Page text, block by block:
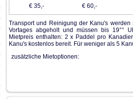
€ 35,- € 60,-
Transport und Reinigung der Kanu's
Vortages abgeholt und müssen bis 19°°
Mietpreis enthalten: 2 x Paddel pro
Kanu's kostenlos bereit. Für weniger als 5
zusätzliche Mietoptionen: